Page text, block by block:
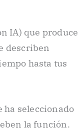
IA) que produce
describen
hasta tus
ha seleccionado
la función.